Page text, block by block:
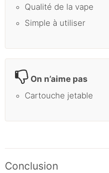
Qualité de la vape
Simple à utiliser
On n’aime pas
Cartouche jetable
Conclusion